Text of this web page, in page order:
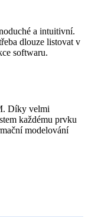
a intuitivní.
dlouze listovat v
softwaru.
Díky velmi
každému prvku
modelování